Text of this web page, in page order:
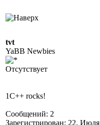
tvt
YaBB Newbies
Отсутствует
1C++ rocks!
Сообщений: 2
Зарегистрирован: 22. Июля